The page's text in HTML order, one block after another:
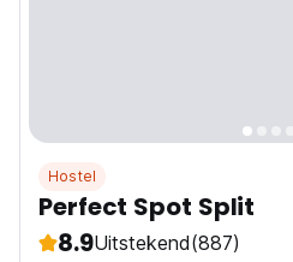
Hostel
Perfect Spot Split
8.9Uitstekend(887)